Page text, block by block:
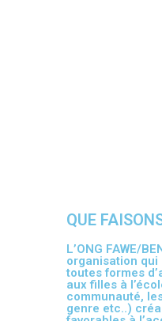
QUE
L’ONG FAWE/
organisation
toutes formes
aux filles à
communauté,
genre etc..)